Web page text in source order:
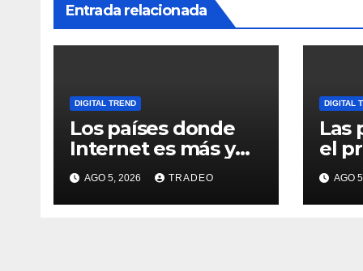
Entrada relacionada
DIGITAL TREND
Los países donde
Internet es más y
menos asequible
AGO 5, 2026 TRADEO
DIGITAL
Las
el
AGO